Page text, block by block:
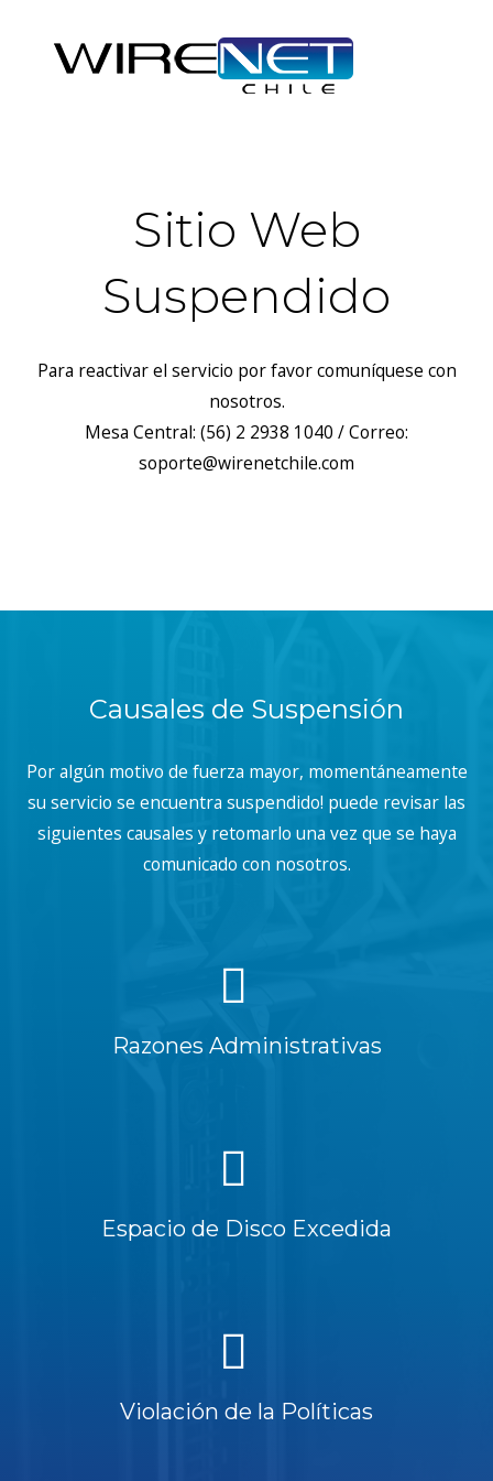
Sitio Web
Suspendido
Para reactivar el servicio por favor comuníquese con
nosotros.
Mesa Central: (56) 2 2938 1040 / Correo:
soporte@wirenetchile.com
Causales de Suspensión
Por algún motivo de fuerza mayor, momentáneamente
su servicio se encuentra suspendido! puede revisar las
siguientes causales y retomarlo una vez que se haya
comunicado con nosotros.
Razones Administrativas
Espacio de Disco Excedida
Violación de la Políticas